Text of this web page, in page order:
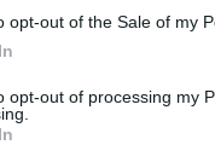
opt-out of the Sale of my
opt-out of processing my
00:03:30
mokyklų“
kūrybinės dirbtuvės:
bus gera